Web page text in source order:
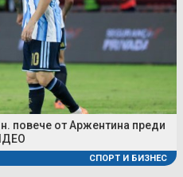
повече от Аржентина преди
СПОРТ И БИЗНЕС